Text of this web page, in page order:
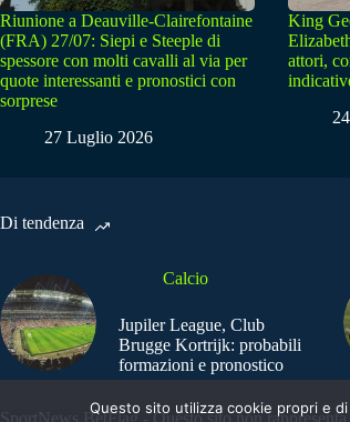
Riunione a Deauville-Clairefontaine
(FRA) 27/07: Siepi e Steeple di
spessore con molti cavalli al via per
quote interessanti e pronostici con
sorprese
27 Luglio 2026
King
attori,
Di tendenza
Calcio
Jupiler League, Club
Brugge Kortrijk: probabili
formazioni e pronostico
Questo sito utilizza cookie propri e